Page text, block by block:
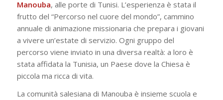
Manouba, alle porte di Tunisi. L’esperienza è stata il
frutto del “Percorso nel cuore del mondo”, cammino
annuale di animazione missionaria che prepara i giovani
a vivere un’estate di servizio. Ogni gruppo del
percorso viene inviato in una diversa realtà: a loro è
stata affidata la Tunisia, un Paese dove la Chiesa è
piccola ma ricca di vita.
La comunità salesiana di Manouba è insieme scuola e